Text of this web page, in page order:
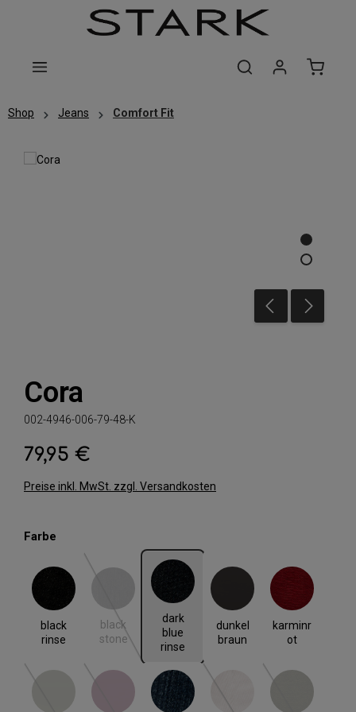
Zum Hauptinhalt springen
Shop Jeans Comfort Fit
Cora
002-4946-006-79-48-K
Regulärer Preis:
79,95 €
Preise inkl. MwSt. zzgl. Versandkosten
Farbe
black
rinse
black rinse
black
stone
black stone
(Diese Option ist zurzeit nicht verfügbar.)
dark
blue
rinse
dark blue rinse
dunkel
braun
dunkel braun
karminr
ot
karminrot
khaki red plum rinse blue rose schlamm